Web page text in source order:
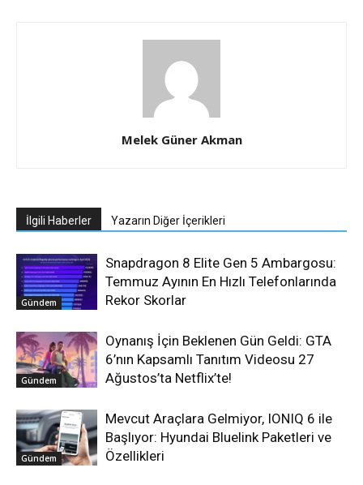
Melek Güner Akman
İlgili Haberler Yazarın Diğer İçerikleri
Gündem
Snapdragon 8 Elite Gen 5 Ambargosu:
Temmuz Ayının En Hızlı Telefonlarında
Rekor Skorlar
Gündem
Oynanış İçin Beklenen Gün Geldi: GTA
6’nın Kapsamlı Tanıtım Videosu 27
Ağustos’ta Netflix’te!
Gündem
Mevcut Araçlara Gelmiyor, IONIQ 6 ile
Başlıyor: Hyundai Bluelink Paketleri ve
Özellikleri